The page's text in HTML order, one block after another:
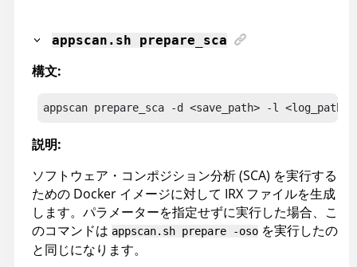
appscan .sh prepare_sca
構文:
appscan prepare_sca -d <save_path> -l
説明:
ソフトウェア・コンポジション分析 (SCA) を実行する
ための Docker イメージに対して IRX ファイルを生成
します。パラメーターを指定せずに実行した場合、こ
のコマンドは appscan.sh prepare -oso を実行したの
と同じになります。